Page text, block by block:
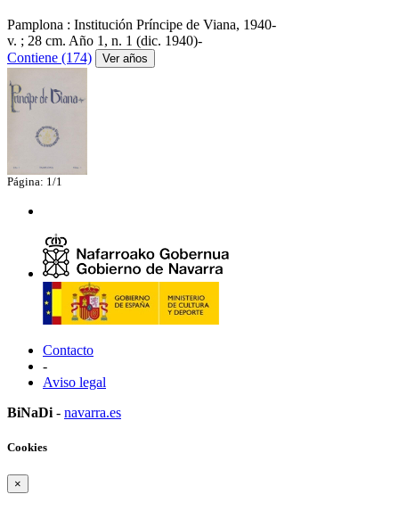
Pamplona : Institución Príncipe de Viana, 1940-
v. ; 28 cm. Año 1, n. 1 (dic. 1940)-
Contiene (174)
Ver años
Página: 1/1
Contacto
-
Aviso legal
BiNaDi - navarra.es
Cookies
×